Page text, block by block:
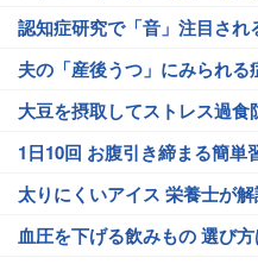
認知症研究で「音」注目され
夫の「産後うつ」にみられる
大豆を摂取してストレス過食
1日10回 お腹引き締まる簡単
太りにくいアイス 栄養士が
血圧を下げる飲みもの 選び